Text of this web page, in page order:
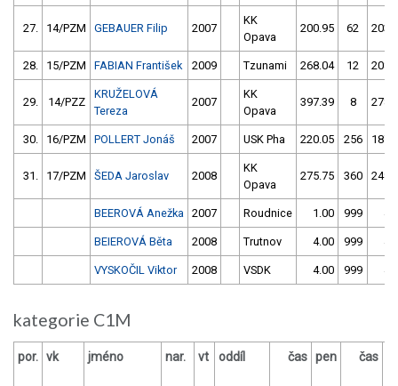
27. 14/PZM GEBAUER Filip 2007
KK
Opava
200.95 62
28. 15/PZM FABIAN František 2009 Tzunami 268.04 12
29. 14/PZZ
KRUŽELOVÁ
Tereza
2007
KK
Opava
397.39 8
30. 16/PZM POLLERT Jonáš 2007 USK Pha 220.05 256
31. 17/PZM ŠEDA Jaroslav 2008
KK
Opava
275.75 360
BEEROVÁ Anežka 2007 Roudnice 1.00 999
BEIEROVÁ Běta 2008 Trutnov 4.00 999
VYSKOČIL Viktor 2008 VSDK 4.00 999
kategorie C1M
por. vk jméno nar. vt oddíl čas pen čas